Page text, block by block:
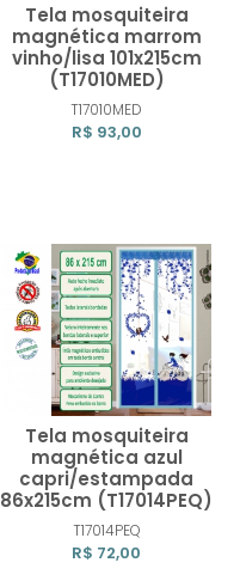
Tela mosquiteira
magnética marrom
vinho/lisa 101x215cm
(T17010MED)
T17010MED
R$ 93,00
Tela mosquiteira
magnética azul
capri/estampada
86x215cm (T17014PEQ)
T17014PEQ
R$ 72,00